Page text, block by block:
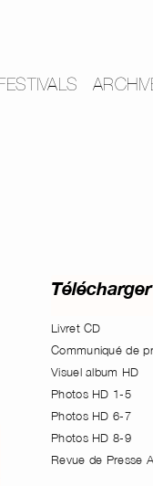
Télécharger
Livret CD
Communiqué de
Visuel album HD
Photos HD 1-5
Photos HD 6-7
Photos HD 8-9
Revue de Presse